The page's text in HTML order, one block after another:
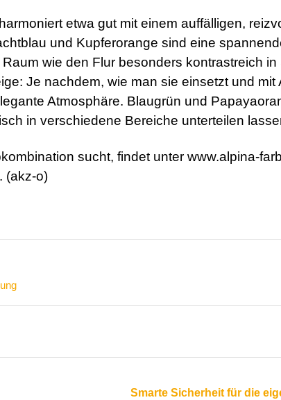
etwa gut mit einem auffälligen,
und Kupferorange sind eine
wie den Flur besonders kontrastreich in
Je nachdem, wie man sie einsetzt und mit
Atmosphäre. Blaugrün und
in verschiedene Bereiche unterteilen
sucht, findet unter www.alpina-
(akz-o)
Smarte Sicherheit für die